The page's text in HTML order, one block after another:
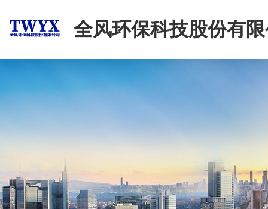
全风环保科技股份有